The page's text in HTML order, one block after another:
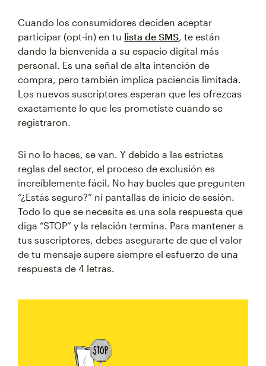
Cuando los consumidores deciden aceptar
participar (opt-in) en tu lista de SMS, te están
dando la bienvenida a su espacio digital más
personal. Es una señal de alta intención de
compra, pero también implica paciencia limitada.
Los nuevos suscriptores esperan que les ofrezcas
exactamente lo que les prometiste cuando se
registraron.
Si no lo haces, se van. Y debido a las estrictas
reglas del sector, el proceso de exclusión es
increíblemente fácil. No hay bucles que pregunten
“¿Estás seguro?” ni pantallas de inicio de sesión.
Todo lo que se necesita es una sola respuesta que
diga “STOP” y la relación termina. Para mantener a
tus suscriptores, debes asegurarte de que el valor
de tu mensaje supere siempre el esfuerzo de una
respuesta de 4 letras.